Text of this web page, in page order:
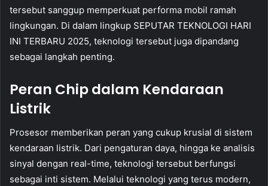
tersebut sanggup memperkuat performa mobil ramah
lingkungan. Di dalam lingkup SEPUTAR TEKNOLOGI HARI
INI TERBARU 2025, teknologi tersebut juga dipandang
sebagai langkah penting.
Peran Chip dalam Kendaraan
Listrik
Prosesor memberikan peran yang cukup krusial di sistem
kendaraan listrik. Dari pengaturan daya, hingga ke analisis
sinyal dengan real-time, teknologi tersebut berfungsi
sebagai inti sistem. Melalui teknologi yang terus modern,